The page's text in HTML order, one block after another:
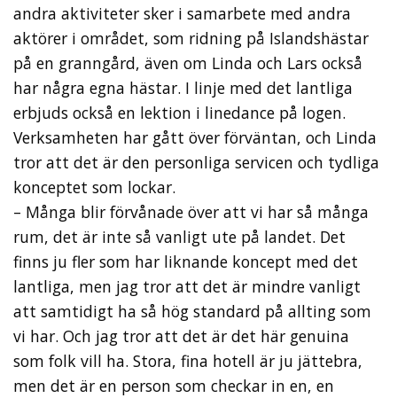
andra aktiviteter sker i samarbete med andra
aktörer i området, som ridning på Islandshästar
på en granngård, även om Linda och Lars också
har några egna hästar. I linje med det lantliga
erbjuds också en lektion i linedance på logen.
Verksamheten har gått över förväntan, och Linda
tror att det är den personliga servicen och tydliga
konceptet som lockar.
– Många blir förvånade över att vi har så många
rum, det är inte så vanligt ute på landet. Det
finns ju fler som har liknande koncept med det
lantliga, men jag tror att det är mindre vanligt
att samtidigt ha så hög standard på allting som
vi har. Och jag tror att det är det här genuina
som folk vill ha. Stora, fina hotell är ju jättebra,
men det är en person som checkar in en, en